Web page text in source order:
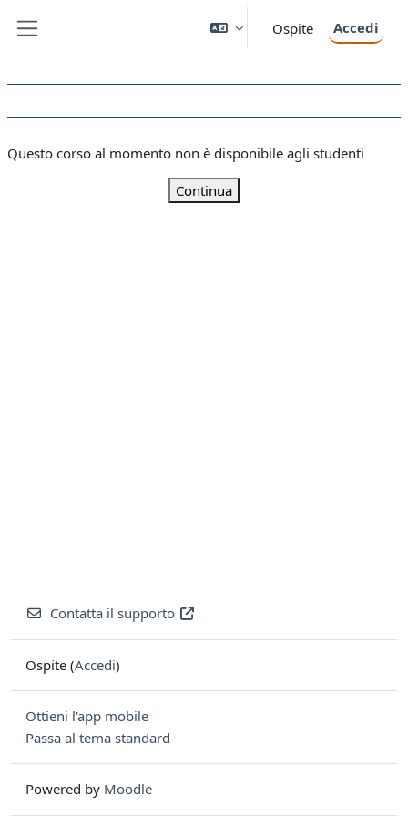
Ospite Accedi
Questo corso al momento non è disponibile agli studenti
Continua
Contatta il supporto
Ospite (Accedi)
Ottieni l'app mobile
Passa al tema standard
Powered by Moodle